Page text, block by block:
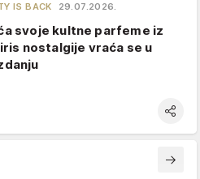
IS BACK 29.07.2026.
svoje kultne parfeme iz
nostalgije vraća se u